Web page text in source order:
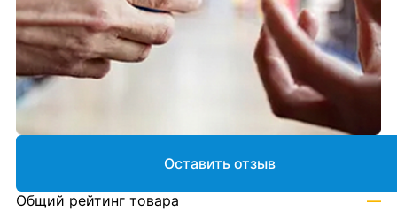
Оставить отзыв
Общий рейтинг товара —